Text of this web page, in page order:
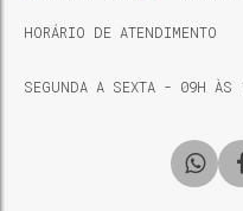
HORÁRIO DE ATENDIMENTO
SEGUNDA A SEXTA - 09H ÀS